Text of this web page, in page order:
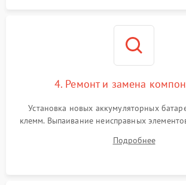
4. Ремонт и замена
Установка новых аккумуляторных
клемм. Выпаивание неисправных
цепи зарядки и монтаж новых
Восстановление поврежденных
Подробнее